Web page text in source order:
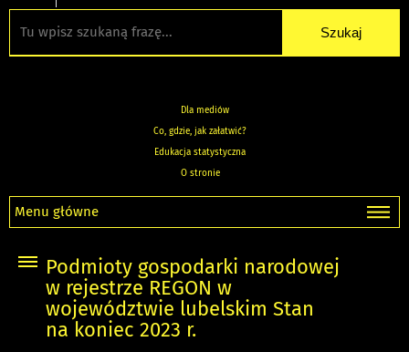
Dla mediów
Co, gdzie, jak załatwić?
Edukacja statystyczna
O stronie
Menu główne
Podmioty gospodarki narodowej
w rejestrze REGON w
województwie lubelskim Stan
na koniec 2023 r.